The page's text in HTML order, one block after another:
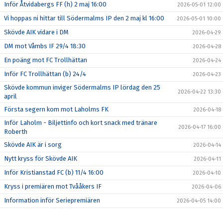
Inför Åtvidabergs FF (h) 2 maj 16:00 2026-05-01 12:00
Vi hoppas ni hittar till Södermalms IP den 2 maj kl 16:00 2026-05-01 10:00
Skövde AIK vidare i DM 2026-04-29
DM mot Våmbs IF 29/4 18:30 2026-04-28
En poäng mot FC Trollhättan 2026-04-24
Inför FC Trollhättan (b) 24/4 2026-04-23
Skövde kommun inviger Södermalms IP lördag den 25
april
2026-04-22 13:30
Första segern kom mot Laholms FK 2026-04-18
Inför Laholm - Biljettinfo och kort snack med tränare
Roberth
2026-04-17 16:00
Skövde AIK är i sorg 2026-04-14
Nytt kryss för Skövde AIK 2026-04-11
Inför Kristianstad FC (b) 11/4 16:00 2026-04-10
Kryss i premiären mot Tvååkers IF 2026-04-06
Information inför Seriepremiären 2026-04-05 14:00